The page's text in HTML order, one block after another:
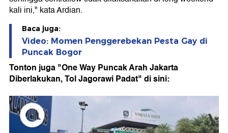
kali ini," kata Ardian.
Baca juga:
Video: Momen Penggerebekan Pesta Gay di
Puncak Bogor
Tonton juga "One Way Puncak Arah Jakarta
Diberlakukan, Tol Jagorawi Padat" di sini: